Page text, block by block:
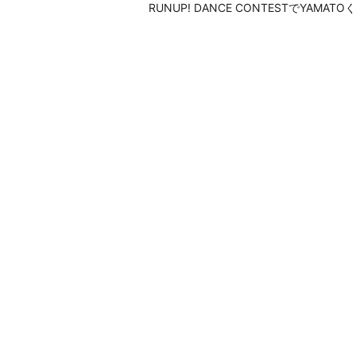
RUNUP! DANCE CONTESTでYAMATO